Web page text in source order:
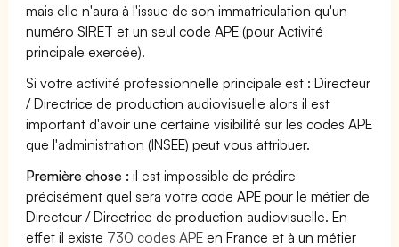
mais elle n'aura à l'issue de son immatriculation qu'un
numéro SIRET et un seul code APE (pour Activité
principale exercée).
Si votre activité professionnelle principale est : Directeur
/ Directrice de production audiovisuelle alors il est
important d'avoir une certaine visibilité sur les codes APE
que l'administration (INSEE) peut vous attribuer.
Première chose : il est impossible de prédire
précisément quel sera votre code APE pour le métier de
Directeur / Directrice de production audiovisuelle. En
effet il existe 730 codes APE en France et à un métier